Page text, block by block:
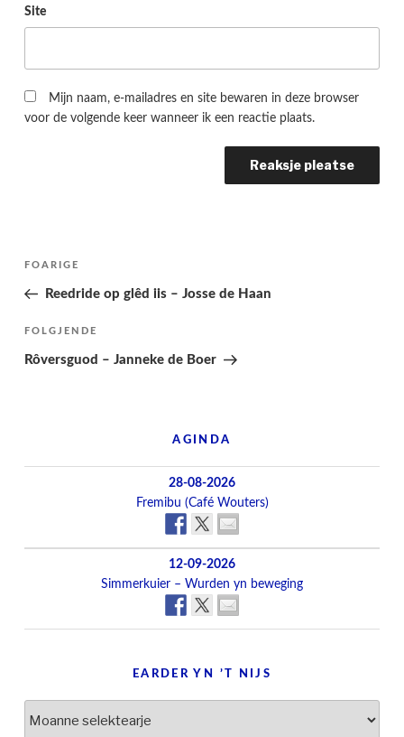
Site
Mijn naam, e-mailadres en site bewaren in deze browser
voor de volgende keer wanneer ik een reactie plaats.
Berichtnavigatie
Folgjende
pagina
FOARIGE
Reedride op glêd iis – Josse de Haan
Folgjend
berjocht
FOLGJENDE
Rôversguod – Janneke de Boer
AGINDA
28-08-2026
Fremibu (Café Wouters)
12-09-2026
Simmerkuier – Wurden yn beweging
EARDER YN ’T NIJS
yn